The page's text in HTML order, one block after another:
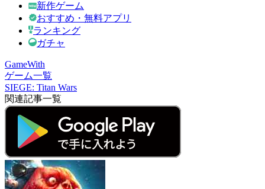
新作ゲーム
おすすめ・無料アプリ
ランキング
ガチャ
GameWith
ゲーム一覧
SIEGE: Titan Wars
関連記事一覧